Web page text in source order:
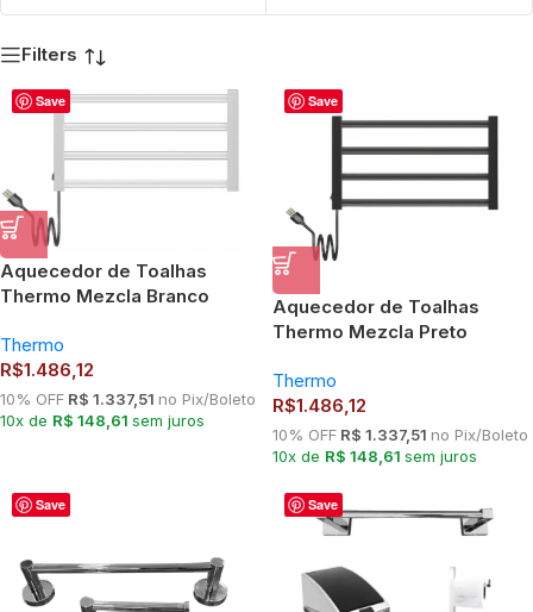
Filters
Save
Aquecedor de Toalhas
Thermo Mezcla Branco
Thermo
R$1.486,12
10% OFF R$ 1.337,51 no Pix/Boleto
10x de R$ 148,61 sem juros
Save
Aquecedor de Toalhas
Thermo Mezcla Preto
Thermo
R$1.486,12
10% OFF R$ 1.337,51 no Pix/Boleto
10x de R$ 148,61 sem juros
Save Save